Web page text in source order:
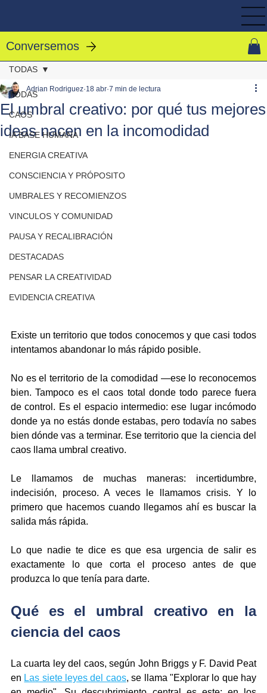
Conversemos
TODAS
CAOS
IA BASE HUMANA
ENERGIA CREATIVA
CONSCIENCIA Y PRÓPOSITO
UMBRALES Y RECOMIENZOS
VINCULOS Y COMUNIDAD
PAUSA Y RECALIBRACIÓN
DESTACADAS
PENSAR LA CREATIVIDAD
EVIDENCIA CREATIVA
TODAS
El umbral creativo: por qué tus mejores
ideas nacen en la incomodidad
Adrian Rodriguez 18 abr 7 min de lectura
Existe un territorio que todos conocemos y que casi todos
intentamos abandonar lo más rápido posible.
No es el territorio de la comodidad —ese lo reconocemos
bien. Tampoco es el caos total donde todo parece fuera
de control. Es el espacio intermedio: ese lugar incómodo
donde ya no estás donde estabas, pero todavía no sabes
bien dónde vas a terminar. Ese territorio que la ciencia del
caos llama umbral creativo.
Le llamamos de muchas maneras: incertidumbre,
indecisión, proceso. A veces le llamamos crisis. Y lo
primero que hacemos cuando llegamos ahí es buscar la
salida más rápida.
Lo que nadie te dice es que esa urgencia de salir es
exactamente lo que corta el proceso antes de que
produzca lo que tenía para darte.
Qué es el umbral creativo en la
ciencia del caos
La cuarta ley del caos, según John Briggs y F. David Peat
en Las siete leyes del caos, se llama "Explorar lo que hay